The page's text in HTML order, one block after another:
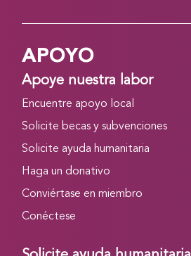
APOYO
Apoye nuestra labor
Encuentre apoyo local
Solicite becas y subvenciones
Solicite ayuda humanitaria
Haga un donativo
Conviértase en miembro
Conéctese